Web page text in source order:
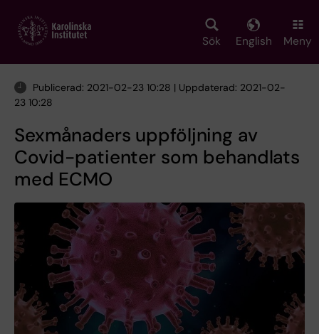
main
Sök English Meny
Publicerad: 2021-02-23 10:28 | Uppdaterad: 2021-02-
23 10:28
Sexmånaders uppföljning av
Covid-patienter som behandlats
med ECMO